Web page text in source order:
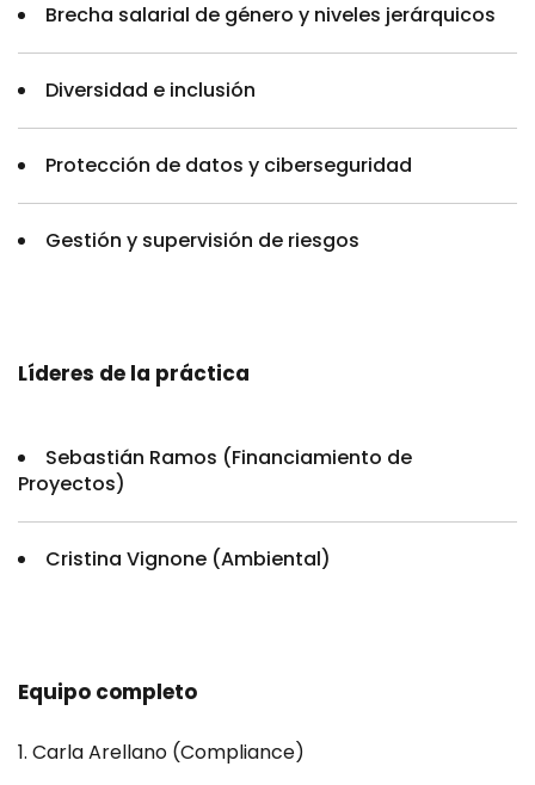
Brecha salarial de género y niveles jerárquicos
Diversidad e inclusión
Protección de datos y ciberseguridad
Gestión y supervisión de riesgos
Líderes de la práctica
Sebastián Ramos (Financiamiento de
Proyectos)
Cristina Vignone (Ambiental)
Equipo completo
Carla Arellano (Compliance)